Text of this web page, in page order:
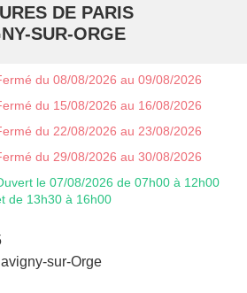
DE PARIS
SUR-ORGE
sur-Orge
du 08/08/2026 au 09/08/2026
du 15/08/2026 au 16/08/2026
du 22/08/2026 au 23/08/2026
du 29/08/2026 au 30/08/2026
le 07/08/2026 de 07h00 à 12h00
de 13h30 à 16h00